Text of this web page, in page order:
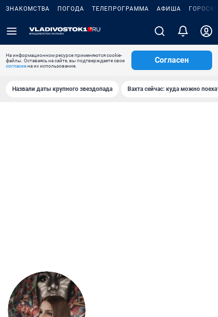
ЗНАКОМСТВА ПОГОДА ТЕЛЕПРОГРАММА АФИША
На информационном ресурсе применяются cookie-
файлы. Оставаясь на сайте, вы подтверждаете свое
согласиена их использование.
Согласен
Назвали даты крупного звездопада Вахта сейчас: куда можно